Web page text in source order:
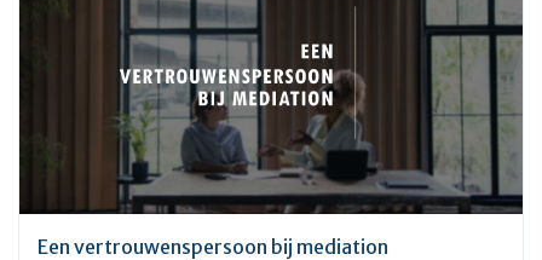
Een vertrouwenspersoon bij mediation